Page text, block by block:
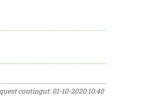
contingut:01-10-2020 10:40